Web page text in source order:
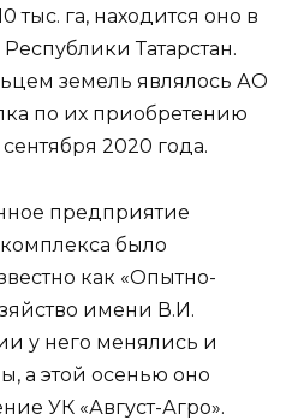
тыс. га, находится оно в
Татарстан.
земель являлось АО
по их приобретению
2020 года.
предприятие
было
как «Опытно-
имени В.И.
у него менялись и
а этой осенью оно
УК «Август-Агро».